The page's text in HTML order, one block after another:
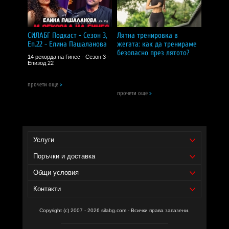
Консултирайте се с лекар при бременност или кърмене.
Пазете далеч от деца.
CИЛA БГ Tийм!
Доставчик на продукта - И фудс ЕООД.
Уебсайт на производителя -
СИЛАБГ Подкаст - Сезон 3,
Еп.22 - Елина Пашаланова
14 рекорда на Гинес - Сезон 3 -
Епизод 22
прочети още >
Лятна тренировка в
жегата: как да тренираме
безопасно през лятото?
прочети още >
Услуги
Поръчки и доставка
Общи условия
Контакти
Copyright (c) 2007 - 2026 silabg.com - Всички права запазени.